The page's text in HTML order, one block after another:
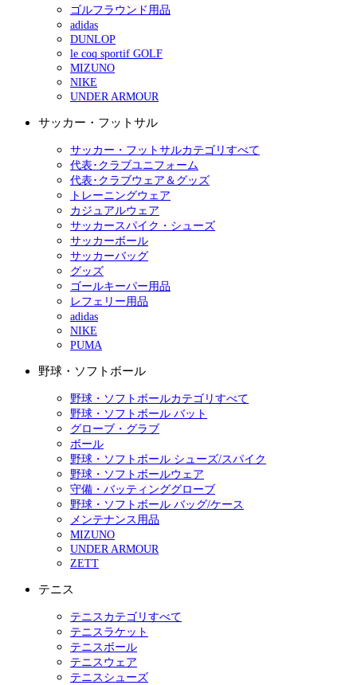
ゴルフラウンド用品
adidas
DUNLOP
le coq sportif GOLF
MIZUNO
NIKE
UNDER ARMOUR
サッカー・フットサル
サッカー・フットサルカテゴリすべて
代表･クラブユニフォーム
代表･クラブウェア＆グッズ
トレーニングウェア
カジュアルウェア
サッカースパイク・シューズ
サッカーボール
サッカーバッグ
グッズ
ゴールキーパー用品
レフェリー用品
adidas
NIKE
PUMA
野球・ソフトボール
野球・ソフトボールカテゴリすべて
野球・ソフトボール バット
グローブ・グラブ
ボール
野球・ソフトボール シューズ/スパイク
野球・ソフトボールウェア
守備・バッティンググローブ
野球・ソフトボール バッグ/ケース
メンテナンス用品
MIZUNO
UNDER ARMOUR
ZETT
テニス
テニスカテゴリすべて
テニスラケット
テニスボール
テニスウェア
テニスシューズ